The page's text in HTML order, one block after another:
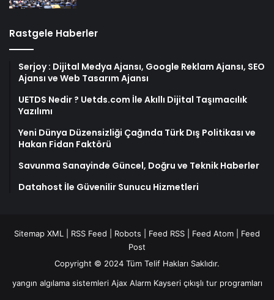
Rastgele Haberler
Serjoy : Dijital Medya Ajansı, Google Reklam Ajansı, SEO
Ajansı ve Web Tasarım Ajansı
UETDS Nedir ? Uetds.com İle Akıllı Dijital Taşımacılık
Yazılımı
Yeni Dünya Düzensizliği Çağında Türk Dış Politikası ve
Hakan Fidan Faktörü
Savunma Sanayinde Güncel, Doğru ve Teknik Haberler
Datahost İle Güvenilir Sunucu Hizmetleri
Sitemap XML RSS Feed Robots Feed RSS Feed Atom
Feed
Post
Copyright © 2024 Tüm Telif Hakları Saklıdır.
yangın algılama sistemleri Ajax Alarm Kayseri çıkışlı tur programları